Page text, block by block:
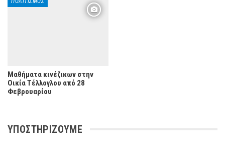
Μαθήματα κινέζικων στην
Οικία Τέλλογλου από 28
Φεβρουαρίου
ΥΠΟΣΤΗΡΊΖΟΥΜΕ